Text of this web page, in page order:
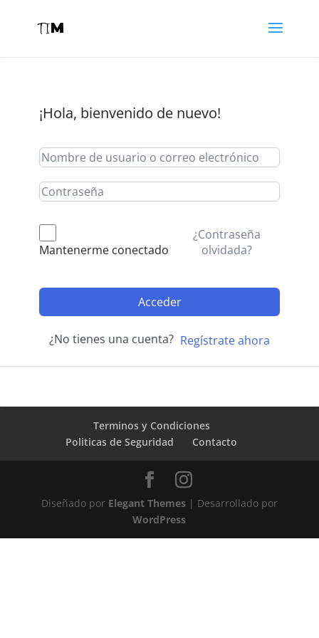
¡Hola, bienvenido de nuevo!
Mantenerme conectado
¿Contraseña
olvidada?
Acceder
¿No tienes una cuenta? Regístrate ahora
Terminos y Condiciones
Politicas de Seguridad
Contacto
Diseñado por Elegant Themes| Desarrollado por
WordPress